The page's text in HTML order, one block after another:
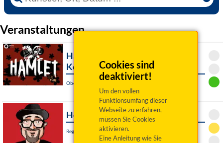
Cookies sind
deaktiviert!
Um den vollen
Funktionsumfang dieser
Webseite zu erfahren,
müssen Sie Cookies
aktivieren.
Eine Anleitung wie Sie
Veranstaltungen
Hamlet for you (Shakespeare-
Komödie zu zweit)
Oberviechtach, Emil-Kemmer-Haus
Helmut A. Binser: Bumm
Regensburg, Audimax